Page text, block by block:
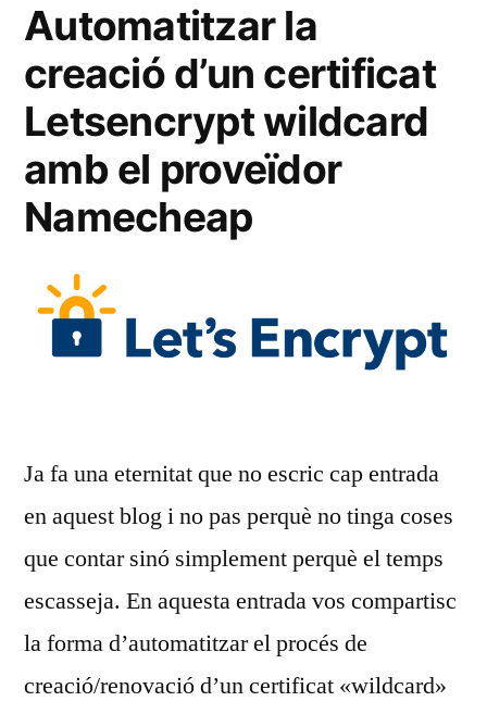
Automatitzar la
creació d’un certificat
Letsencrypt wildcard
amb el proveïdor
Namecheap
Ja fa una eternitat que no escric cap entrada
en aquest blog i no pas perquè no tinga coses
que contar sinó simplement perquè el temps
escasseja. En aquesta entrada vos compartisc
la forma d’automatitzar el procés de
creació/renovació d’un certificat «wildcard»